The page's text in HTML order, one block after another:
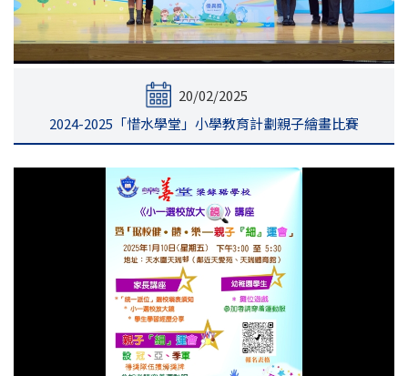
20/02/2025
2024-2025「惜水學堂」小學教育計劃親子繪畫比賽